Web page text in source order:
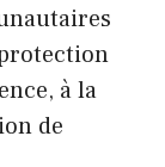
à la
de